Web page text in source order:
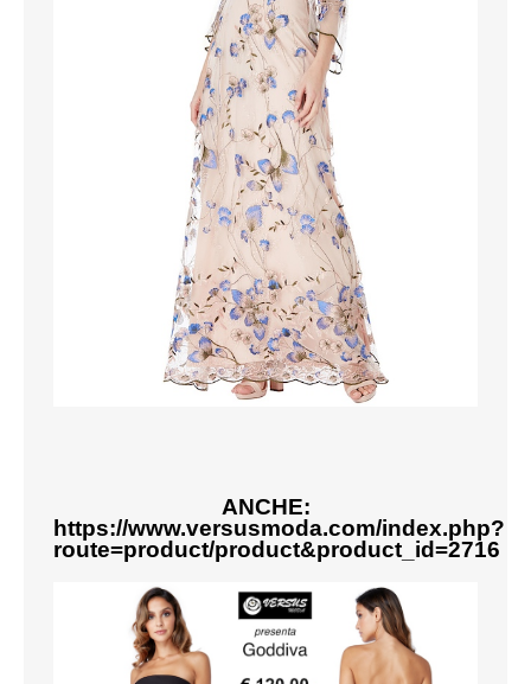
ANCHE:
https://www.versusmoda.com/index.php?
route=product/product&product_id=2716